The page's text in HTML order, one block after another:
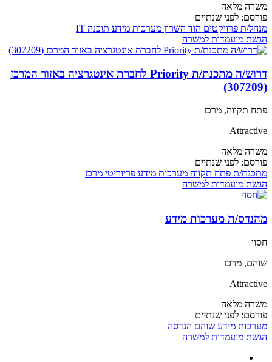
משרה מלאה
פורסם: לפני שנתיים
מנהל/ת פרויקטים הוד השרון מערכות מידע תוכנה IT
הגשת מועמדות למשרה
דרוש/ה מתכנת/ת Priority לחברת אינטגרציה באזור המרכז
(307209)
פתח תקווה, מרכז
Attractive
משרה מלאה
פורסם: לפני שנתיים
מתכנת/ת פתח תקווה מערכות מידע פריוריטי מרכז
הגשת מועמדות למשרה
מהנדס/ת מערכות מידע
חסוי
שוהם, מרכז
Attractive
משרה מלאה
פורסם: לפני שנתיים
מערכות מידע שוהם הנדסה
הגשת מועמדות למשרה